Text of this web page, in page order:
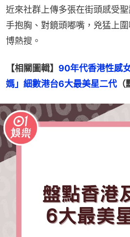
近來社群上傳多張在街頭感受
手抱胸、對鏡頭嘟嘴，兇猛上
博熱搜。
【相關圖輯】 90年代香港性感
媽」細數港台6大最美星二代（